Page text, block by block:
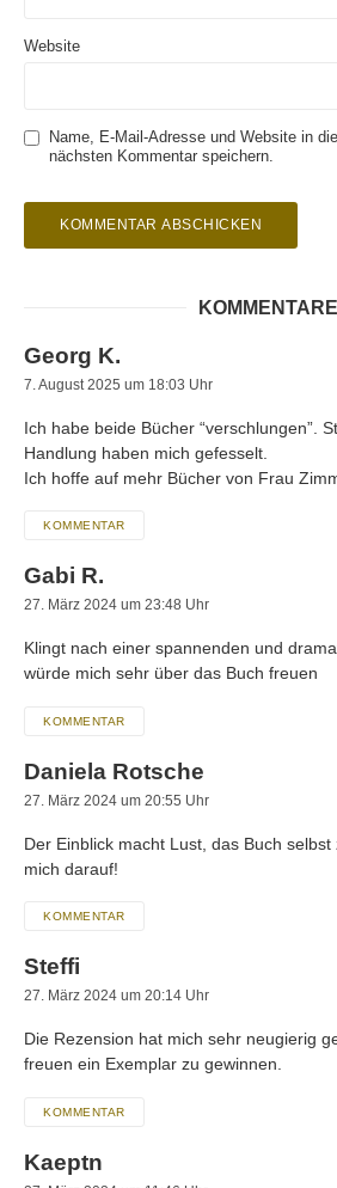
Website
Name, E-Mail-Adresse und Website in
nächsten Kommentar speichern.
KOMMENTARE
Georg K.
7. August 2025 um 18:03 Uhr
Ich habe beide Bücher “verschlungen”.
Handlung haben mich gefesselt.
Ich hoffe auf mehr Bücher von Frau
KOMMENTAR
Gabi R.
27. März 2024 um 23:48 Uhr
Klingt nach einer spannenden und
würde mich sehr über das Buch freuen
KOMMENTAR
Daniela Rotsche
27. März 2024 um 20:55 Uhr
Der Einblick macht Lust, das Buch
mich darauf!
KOMMENTAR
Steffi
27. März 2024 um 20:14 Uhr
Die Rezension hat mich sehr neugierig
freuen ein Exemplar zu gewinnen.
KOMMENTAR
Kaeptn